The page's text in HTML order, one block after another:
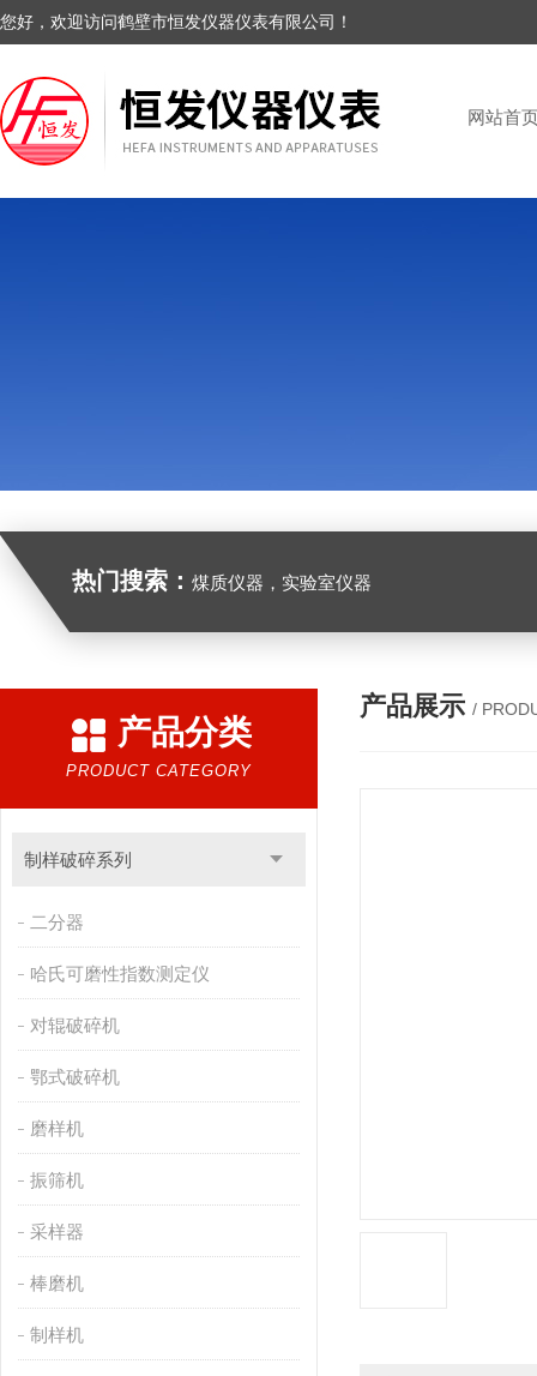
您好，欢迎访问鹤壁市恒发仪器仪表有限公司！
网站首
热门搜索： 煤质仪器，实验室仪器
产品分类
PRODUCT CATEGORY
制样破碎系列
二分器
哈氏可磨性指数测定仪
对辊破碎机
鄂式破碎机
磨样机
振筛机
采样器
棒磨机
制样机
产品展示 /